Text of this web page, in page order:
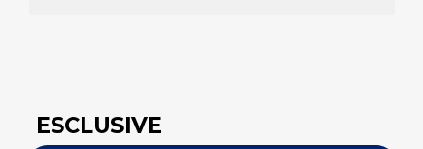
ESCLUSIVE